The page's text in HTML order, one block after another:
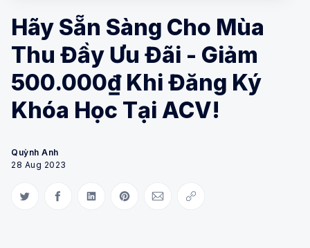
Hãy Sẵn Sàng Cho Mùa
Thu Đầy Ưu Đãi - Giảm
500.000₫ Khi Đăng Ký
Khóa Học Tại ACV!
Quỳnh Anh
28 Aug 2023
Share on Twitter
Share on Facebook
Share on LinkedIn
Share on Pinterest
Share via Email
Copy link